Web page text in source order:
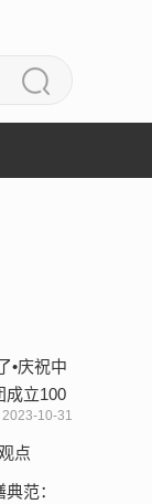
•庆祝中
成立100
法篆刻作
2023-10-31
点
范：